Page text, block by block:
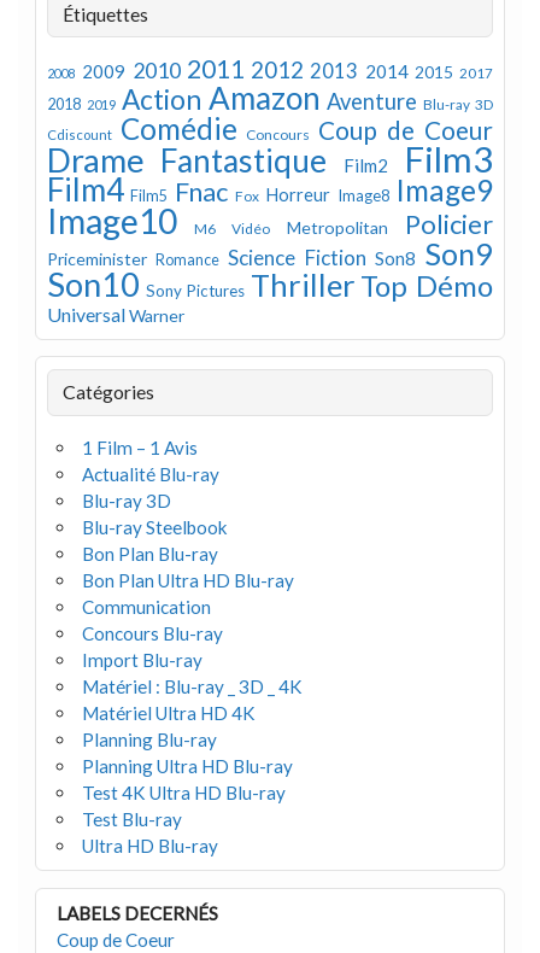
Étiquettes
2008 2009 2010 2011 2012 2013 2014 2015 2017
2018 2019 Action Amazon Aventure Blu-ray 3D
Cdiscount Comédie Concours Coup de Coeur
Drame Fantastique Film2 Film3
Film4 Film5 Fnac Fox Horreur Image8 Image9
Image10 M6 Vidéo Metropolitan Policier
Priceminister Romance Science Fiction Son8 Son9
Son10 Sony Pictures Thriller Top Démo
UniversalWarner
Catégories
1 Film – 1 Avis
Actualité Blu-ray
Blu-ray 3D
Blu-ray Steelbook
Bon Plan Blu-ray
Bon Plan Ultra HD Blu-ray
Communication
Concours Blu-ray
Import Blu-ray
Matériel : Blu-ray _ 3D _ 4K
Matériel Ultra HD 4K
Planning Blu-ray
Planning Ultra HD Blu-ray
Test 4K Ultra HD Blu-ray
Test Blu-ray
Ultra HD Blu-ray
LABELS DECERNÉS
Coup de Coeur